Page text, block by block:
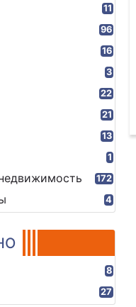
11
96
16
3
22
21
13
1
172
4
8
27